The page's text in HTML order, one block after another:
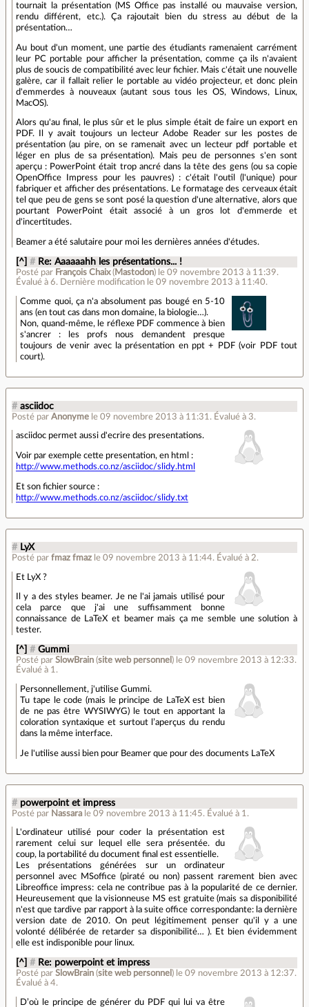
tournait la présentation (MS Office pas installé ou mauvaise version,
rendu différent, etc.). Ça rajoutait bien du stress au début de la
présentation…
Au bout d'un moment, une partie des étudiants ramenaient carrément
leur PC portable pour afficher la présentation, comme ça ils n'avaient
plus de soucis de compatibilité avec leur fichier. Mais c'était une nouvelle
galère, car il fallait relier le portable au vidéo projecteur, et donc plein
d'emmerdes à nouveaux (autant sous tous les OS, Windows, Linux,
MacOS).
Alors qu'au final, le plus sûr et le plus simple était de faire un export en
PDF. Il y avait toujours un lecteur Adobe Reader sur les postes de
présentation (au pire, on se ramenait avec un lecteur pdf portable et
léger en plus de sa présentation). Mais peu de personnes s'en sont
aperçu : PowerPoint était trop ancré dans la tête des gens (ou sa copie
OpenOffice Impress pour les pauvres) : c'était l'outil (l'unique) pour
fabriquer et afficher des présentations. Le formatage des cerveaux était
tel que peu de gens se sont posé la question d'une alternative, alors que
pourtant PowerPoint était associé à un gros lot d'emmerde et
d'incertitudes.
Beamer a été salutaire pour moi les dernières années d'études.
[^] # Re: Aaaaaahh les présentations... !
Posté par François Chaix( Mastodon) le 09 novembre 2013 à 11:39.
Évalué à6. Dernière modification le 09 novembre 2013 à 11:40.
Comme quoi, ça n'a absolument pas bougé en 5-10
ans (en tout cas dans mon domaine, la biologie…).
Non, quand-même, le réflexe PDF commence à bien
s'ancrer : les profs nous demandent presque
toujours de venir avec la présentation en ppt + PDF (voir PDF tout
court).
# asciidoc
Posté par Anonyme le 09 novembre 2013 à 11:31 . Évalué à 3.
asciidoc permet aussi d'ecrire des presentations.
Voir par exemple cette presentation, en html :
http://www.methods.co.nz/asciidoc/slidy.html
Et son fichier source :
http://www.methods.co.nz/asciidoc/slidy.txt
# LyX
Posté par fmaz fmaz le 09 novembre 2013 à 11:44. Évalué à 2.
Et LyX ?
Il y a des styles beamer. Je ne l'ai jamais utilisé pour
cela parce que j'ai une suffisamment bonne
connaissance de LaTeX et beamer mais ça me semble une solution à
tester.
[^] # Gummi
Posté parSlowBrain (site web personnel ) le 09 novembre 2013 à 12:33.
Évalué à 1 .
Personnellement, j'utilise Gummi.
Tu tape le code (mais le principe de LaTeX est bien
de ne pas être WYSIWYG) le tout en apportant la
coloration syntaxique et surtout l’aperçus du rendu
dans la même interface.
Je l'utilise aussi bien pour Beamer que pour des documents LaTeX
# powerpoint et impress
Posté par Nassara le 09 novembre 2013 à 11:45. Évalué à 1 .
L'ordinateur utilisé pour coder la présentation est
rarement celui sur lequel elle sera présentée. du
coup, la portabilité du document final est essentielle.
Les présentations générées sur un ordinateur
personnel avec MSoffice (piraté ou non) passent rarement bien avec
Libreoffice impress: cela ne contribue pas à la popularité de ce dernier.
Heureusement que la visionneuse MS est gratuite (mais sa disponibilité
n'est que tardive par rapport à la suite office correspondante: la dernière
version date de 2010. On peut légitimement penser qu'il y a une
volonté délibérée de retarder sa disponibilité… ). Et bien évidemment
elle est indisponible pour linux.
[^] # Re: powerpoint et impress
Posté parSlowBrain (site web personnel ) le 09 novembre 2013 à 12:37.
Évalué à4.
D’où le principe de générer du PDF qui lui va être